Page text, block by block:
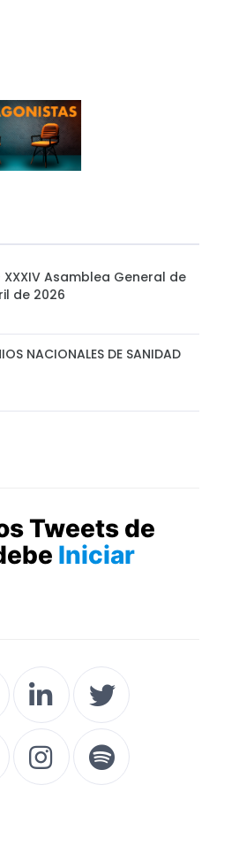
XXXIV Asamblea General de
de 2026
NACIONALES DE SANIDAD
Tweets de
Iniciar